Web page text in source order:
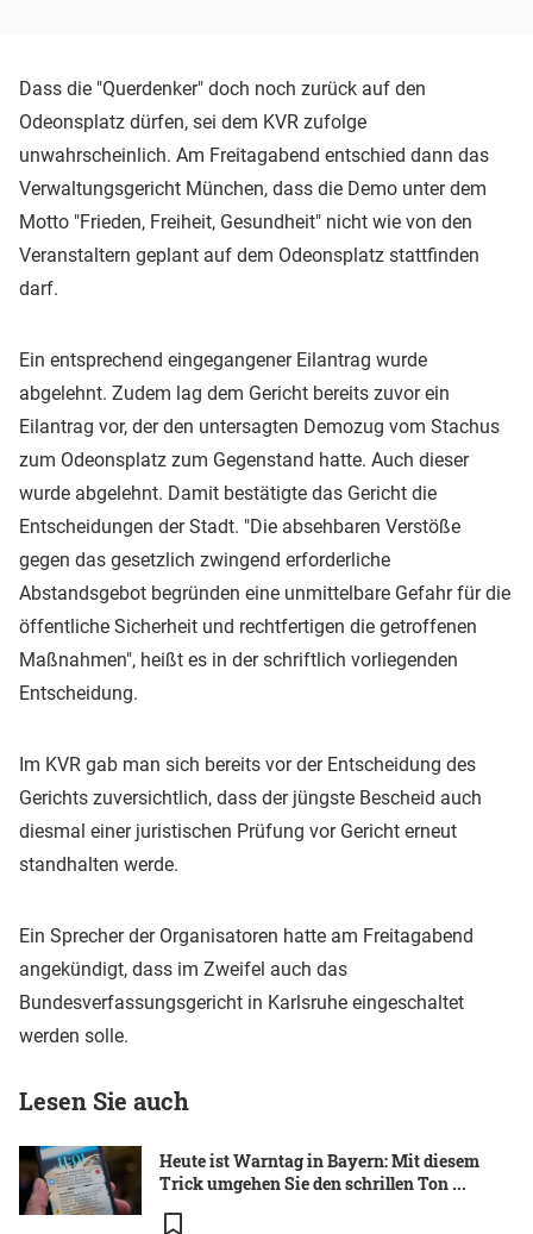
Dass die "Querdenker" doch noch zurück auf den
Odeonsplatz dürfen, sei dem KVR zufolge
unwahrscheinlich. Am Freitagabend entschied dann das
Verwaltungsgericht München, dass die Demo unter dem
Motto "Frieden, Freiheit, Gesundheit" nicht wie von den
Veranstaltern geplant auf dem Odeonsplatz stattfinden
darf.
Ein entsprechend eingegangener Eilantrag wurde
abgelehnt. Zudem lag dem Gericht bereits zuvor ein
Eilantrag vor, der den untersagten Demozug vom Stachus
zum Odeonsplatz zum Gegenstand hatte. Auch dieser
wurde abgelehnt. Damit bestätigte das Gericht die
Entscheidungen der Stadt. "Die absehbaren Verstöße
gegen das gesetzlich zwingend erforderliche
Abstandsgebot begründen eine unmittelbare Gefahr für die
öffentliche Sicherheit und rechtfertigen die getroffenen
Maßnahmen", heißt es in der schriftlich vorliegenden
Entscheidung.
Im KVR gab man sich bereits vor der Entscheidung des
Gerichts zuversichtlich, dass der jüngste Bescheid auch
diesmal einer juristischen Prüfung vor Gericht erneut
standhalten werde.
Ein Sprecher der Organisatoren hatte am Freitagabend
angekündigt, dass im Zweifel auch das
Bundesverfassungsgericht in Karlsruhe eingeschaltet
werden solle.
Lesen Sie auch
Heute ist Warntag in Bayern: Mit diesem
Trick umgehen Sie den schrillen Ton ...